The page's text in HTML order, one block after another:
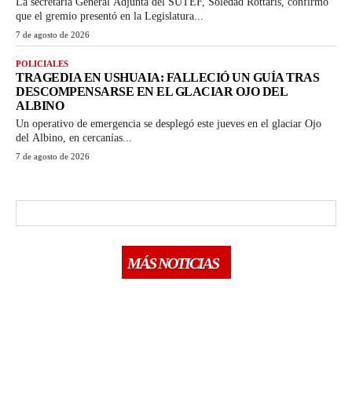
que el gremio presentó en la Legislatura...
7 de agosto de 2026
POLICIALES
TRAGEDIA EN USHUAIA: FALLECIÓ UN GUÍA TRAS
DESCOMPENSARSE EN EL GLACIAR OJO DEL
ALBINO
Un operativo de emergencia se desplegó este jueves en el glaciar Ojo
del Albino, en cercanías...
7 de agosto de 2026
MÁS NOTICIAS